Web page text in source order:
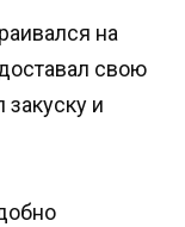
на
свою
закуску и